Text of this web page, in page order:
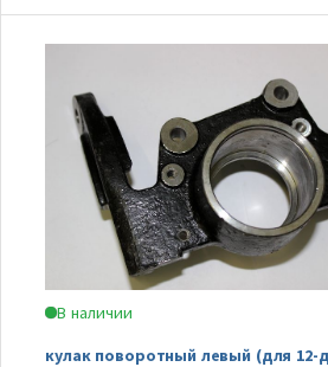
В наличии
кулак поворотный левый (для